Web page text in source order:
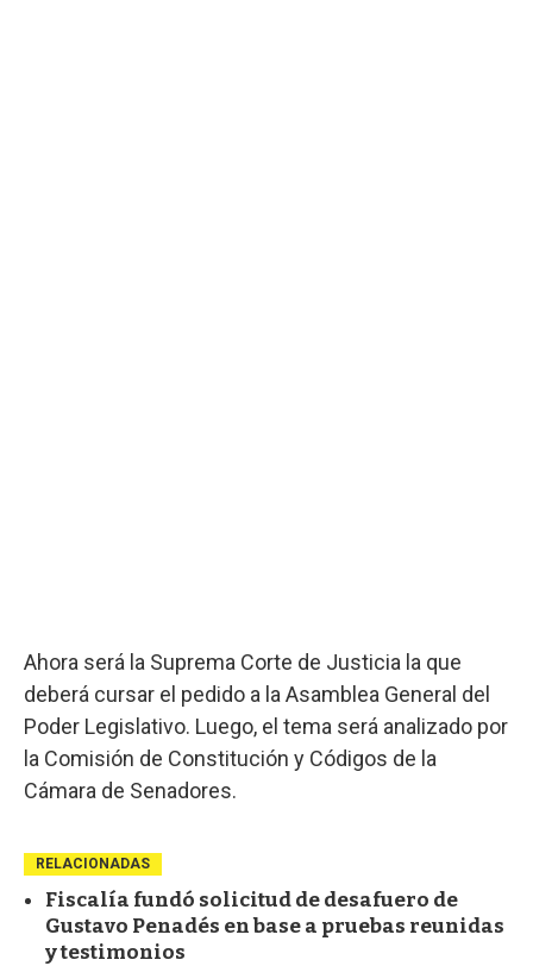
Ahora será la Suprema Corte de Justicia la que
deberá cursar el pedido a la Asamblea General del
Poder Legislativo. Luego, el tema será analizado por
la Comisión de Constitución y Códigos de la
Cámara de Senadores.
RELACIONADAS
Fiscalía fundó solicitud de desafuero de
Gustavo Penadés en base a pruebas reunidas
y testimonios